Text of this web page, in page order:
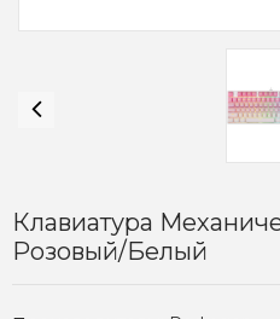
Клавиатура
Розовый/белый